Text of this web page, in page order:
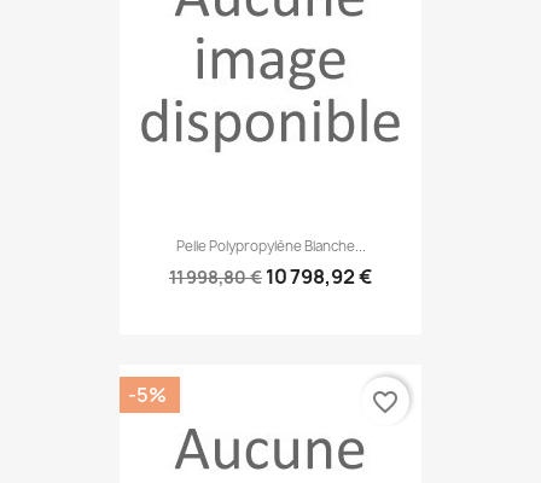
Pelle Polypropylène Blanche...
11 998,80 € 10 798,92 €
-5% favorite_border